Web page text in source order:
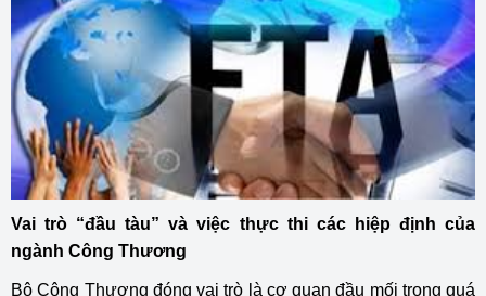
Vai trò “đầu tàu” và việc thực thi các hiệp định của
ngành Công Thương
Bộ Công Thương đóng vai trò là cơ quan đầu mối trong quá